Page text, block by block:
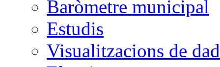
Baròmetre municipal
Estudis
Visualitzacions de